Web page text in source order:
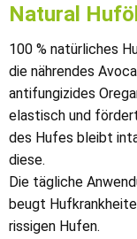
Natural
100 % natürliches
die nährendes
antifungizides
elastisch und
des Hufes bleibt
diese.
Die tägliche
beugt
rissigen Hufen.